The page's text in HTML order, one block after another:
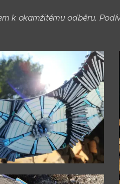
k okamžitému odběru.